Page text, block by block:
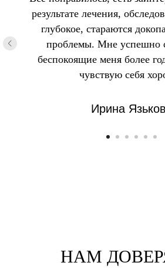
результате лечения,
глубокое, стараются
проблемы. Мне успешно
беспокоящие меня более
чувствую себя
Ирина
НАМ